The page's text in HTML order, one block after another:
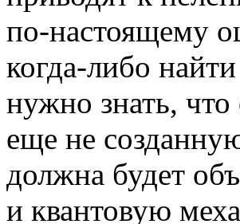
по-настоящему
когда-либо
нужно знать,
еще не
должна будет
и квантовую